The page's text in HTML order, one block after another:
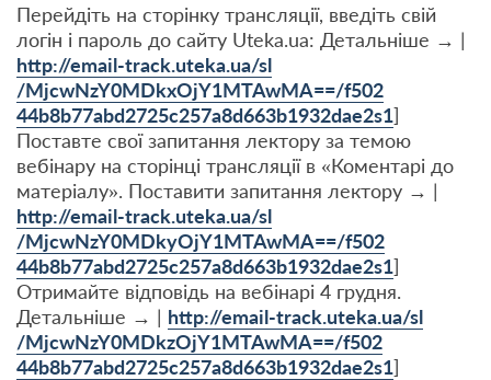
Перейдіть на сторінку трансляції, введіть свій
логін і пароль до сайту Uteka.ua: Детальніше → |
http://email-track.uteka.ua/sl
/MjcwNzY0MDkxOjY1MTAwMA==/f502
44b8b77abd2725c257a8d663b1932dae2s1]
Поставте свої запитання лектору за темою
вебінару на сторінці трансляції в «Коментарі до
матеріалу». Поставити запитання лектору → |
http://email-track.uteka.ua/sl
/MjcwNzY0MDkyOjY1MTAwMA==/f502
44b8b77abd2725c257a8d663b1932dae2s1]
Отримайте відповідь на вебінарі 4 грудня.
Детальніше → | http://email-track.uteka.ua/sl
/MjcwNzY0MDkzOjY1MTAwMA==/f502
44b8b77abd2725c257a8d663b1932dae2s1]